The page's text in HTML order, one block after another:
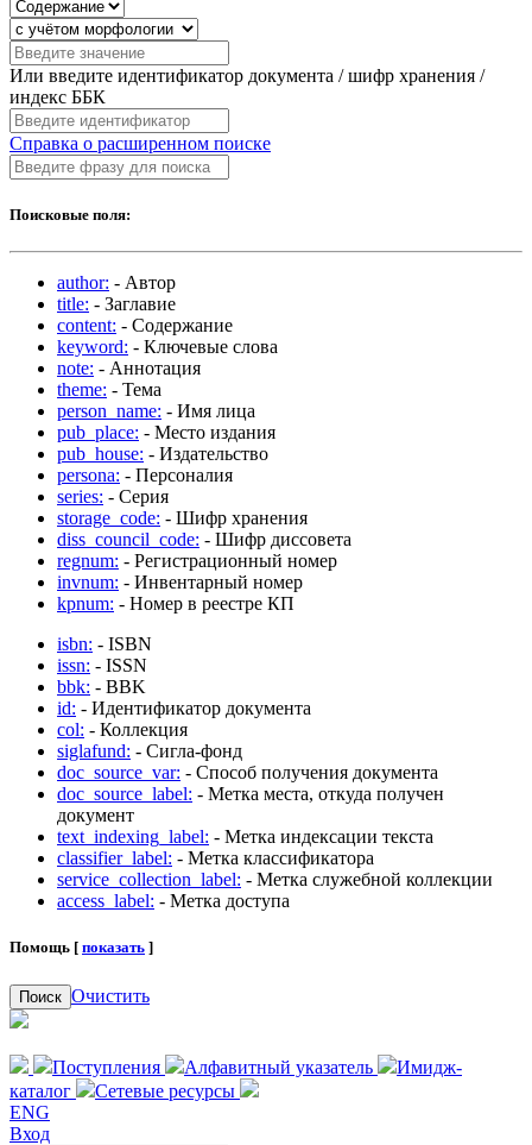
Или введите идентификатор документа / шифр хранения /
индекс ББК
Справка о расширенном поиске
Поисковые поля:
author: - Автор
title: - Заглавие
content: - Содержание
keyword: - Ключевые слова
note: - Аннотация
theme: - Тема
person_name: - Имя лица
pub_place: - Место издания
pub_house: - Издательство
persona: - Персоналия
series: - Серия
storage_code: - Шифр хранения
diss_council_code: - Шифр диссовета
regnum: - Регистрационный номер
invnum: - Инвентарный номер
kpnum: - Номер в реестре КП
isbn: - ISBN
issn: - ISSN
bbk: - BBK
id: - Идентификатор документа
col: - Коллекция
siglafund: - Сигла-фонд
doc_source_var: - Способ получения документа
doc_source_label: - Метка места, откуда получен
документ
text_indexing_label: - Метка индексации текста
classifier_label: - Метка классификатора
service_collection_label: - Метка служебной коллекции
access_label: - Метка доступа
Помощь [ показать ]
Поиск Очистить
Поступления Алфавитный указатель
Имидж-
каталог
Сетевые ресурсы
ENG
Вход